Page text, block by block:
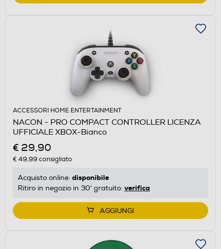
ACCESSORI HOME ENTERTAINMENT
NACON - PRO COMPACT CONTROLLER LICENZA
UFFICIALE XBOX-Bianco
€ 29,90
€ 49,99 consigliato
Acquisto online: disponibile
Ritiro in negozio in 30' gratuito: verifica
AGGIUNGI